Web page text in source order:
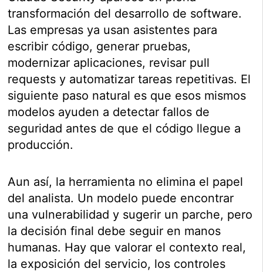
transformación del desarrollo de software.
Las empresas ya usan asistentes para
escribir código, generar pruebas,
modernizar aplicaciones, revisar pull
requests y automatizar tareas repetitivas. El
siguiente paso natural es que esos mismos
modelos ayuden a detectar fallos de
seguridad antes de que el código llegue a
producción.
Aun así, la herramienta no elimina el papel
del analista. Un modelo puede encontrar
una vulnerabilidad y sugerir un parche, pero
la decisión final debe seguir en manos
humanas. Hay que valorar el contexto real,
la exposición del servicio, los controles